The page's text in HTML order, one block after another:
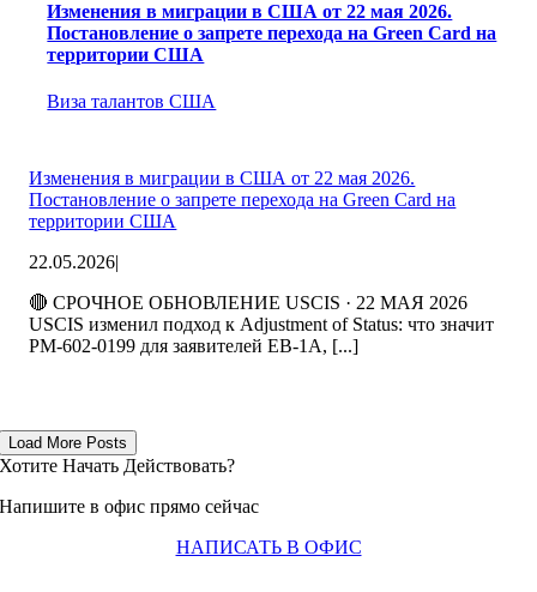
Изменения в миграции в США от 22 мая 2026.
Постановление о запрете перехода на Green Card на
территории США
Виза талантов США
Изменения в миграции в США от 22 мая 2026.
Постановление о запрете перехода на Green Card на
территории США
22.05.2026|
🔴 СРОЧНОЕ ОБНОВЛЕНИЕ USCIS · 22 МАЯ 2026
USCIS изменил подход к Adjustment of Status: что значит
PM-602-0199 для заявителей EB-1A, [...]
Load More Posts
Хотите Начать Действовать?
Напишите в офис прямо сейчас
НАПИСАТЬ В ОФИС